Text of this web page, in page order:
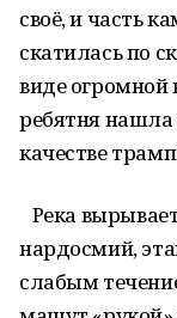
своё, и часть
скатилась по
виде
ребятня нашла
качестве
Река
нардосмий,
слабым